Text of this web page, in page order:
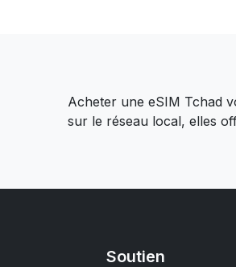
Acheter une eSIM Tchad
sur le réseau local, elles
Soutien